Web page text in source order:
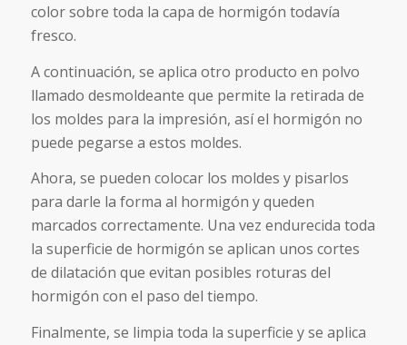
color sobre toda la capa de hormigón todavía
fresco.
A continuación, se aplica otro producto en polvo
llamado desmoldeante que permite la retirada de
los moldes para la impresión, así el hormigón no
puede pegarse a estos moldes.
Ahora, se pueden colocar los moldes y pisarlos
para darle la forma al hormigón y queden
marcados correctamente. Una vez endurecida toda
la superficie de hormigón se aplican unos cortes
de dilatación que evitan posibles roturas del
hormigón con el paso del tiempo.
Finalmente, se limpia toda la superficie y se aplica